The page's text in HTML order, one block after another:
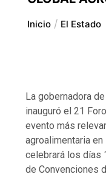
Inicio El Estado
La gobernadora
inauguró el 21
evento más
agroalimentaria
celebrará los días
de Convenciones